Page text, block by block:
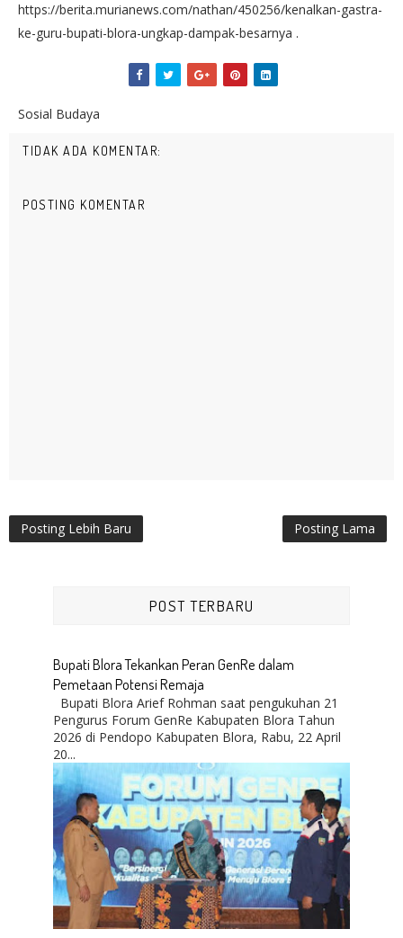
https://berita.murianews.com/nathan/450256/kenalkan-gastra-
ke-guru-bupati-blora-ungkap-dampak-besarnya .
Sosial Budaya
TIDAK ADA KOMENTAR:
POSTING KOMENTAR
Posting Lebih Baru Posting Lama
POST TERBARU
Bupati Blora Tekankan Peran GenRe dalam
Pemetaan Potensi Remaja
Bupati Blora Arief Rohman saat pengukuhan 21
Pengurus Forum GenRe Kabupaten Blora Tahun
2026 di Pendopo Kabupaten Blora, Rabu, 22 April
20...